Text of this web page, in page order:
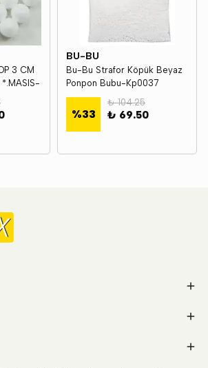
3 CM
BU-BU
Bu-Bu Strafor Köpük Beyaz
Ponpon Bubu-Kp0037
%33
₺ 104.25
₺ 69.50